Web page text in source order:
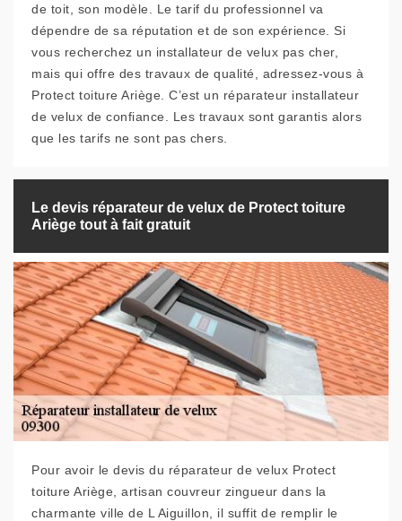
de toit, son modèle. Le tarif du professionnel va
dépendre de sa réputation et de son expérience. Si
vous recherchez un installateur de velux pas cher,
mais qui offre des travaux de qualité, adressez-vous à
Protect toiture Ariège. C’est un réparateur installateur
de velux de confiance. Les travaux sont garantis alors
que les tarifs ne sont pas chers.
Le devis réparateur de velux de Protect toiture
Ariège tout à fait gratuit
Pour avoir le devis du réparateur de velux Protect
toiture Ariège, artisan couvreur zingueur dans la
charmante ville de L Aiguillon, il suffit de remplir le